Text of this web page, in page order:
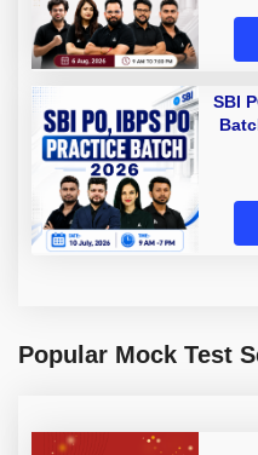
SBI
Popular Mock Test